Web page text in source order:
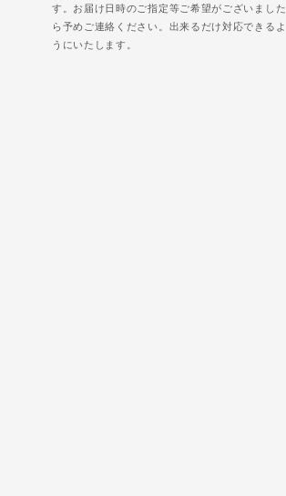
す。お届け日時のご指定等ご希望がございました
ら予めご連絡ください。出来るだけ対応できるよ
うにいたします。